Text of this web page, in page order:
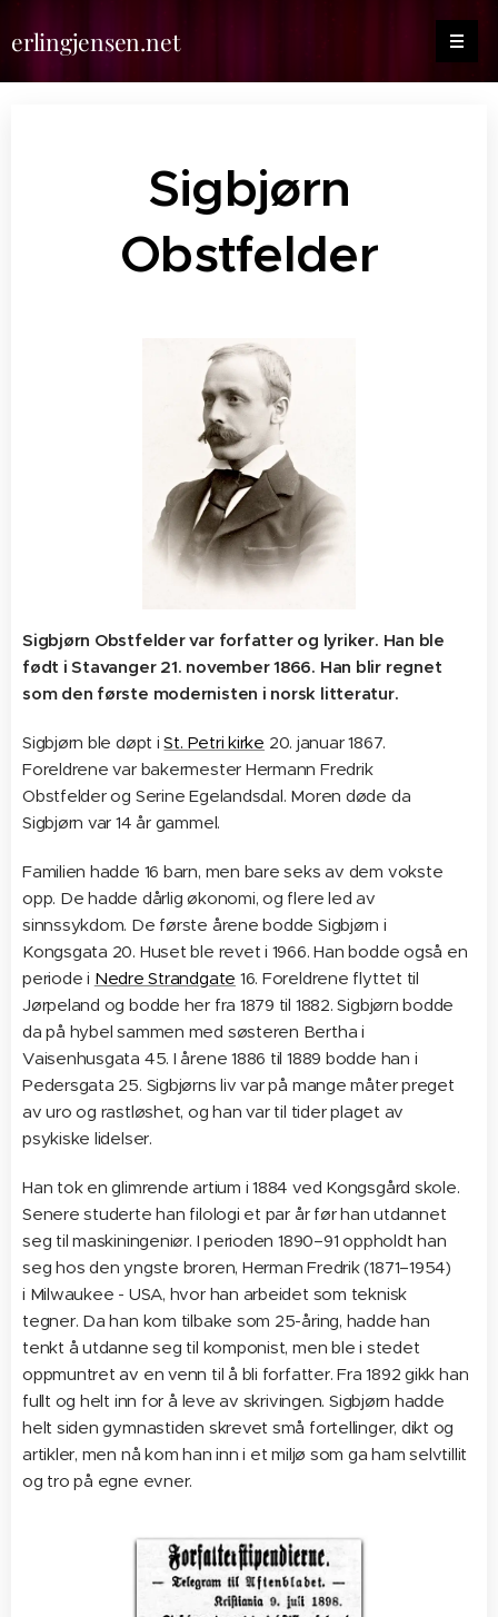
erlingjensen.net
Sigbjørn
Obstfelder
Sigbjørn Obstfelder var forfatter og lyriker. Han ble
født i Stavanger 21. november 1866. Han blir regnet
som den første modernisten i norsk litteratur.
Sigbjørn ble døpt iSt. Petri kirke 20. januar 1867.
Foreldrene var bakermester Hermann Fredrik
Obstfelder og Serine Egelandsdal. Moren døde da
Sigbjørn var 14 år gammel.
Familien hadde 16 barn, men bare seks av dem vokste
opp. De hadde dårlig økonomi, og flere led av
sinnssykdom. De første årene bodde Sigbjørn i
Kongsgata 20. Huset ble revet i 1966. Han bodde også en
periode i Nedre Strandgate 16. Foreldrene flyttet til
Jørpeland og bodde her fra 1879 til 1882. Sigbjørn bodde
da på hybel sammen med søsteren Bertha i
Vaisenhusgata 45. I årene 1886 til 1889 bodde han i
Pedersgata 25. Sigbjørns liv var på mange måter preget
av uro og rastløshet, og han var til tider plaget av
psykiske lidelser.
Han tok en glimrende artium i 1884 ved Kongsgård skole.
Senere studerte han filologi et par år før han utdannet
seg til maskiningeniør. I perioden 1890–91 oppholdt han
seg hos den yngste broren, Herman Fredrik (1871–1954)
i Milwaukee - USA, hvor han arbeidet som teknisk
tegner. Da han kom tilbake som 25-åring, hadde han
tenkt å utdanne seg til komponist, men ble i stedet
oppmuntret av en venn til å bli forfatter. Fra 1892 gikk han
fullt og helt inn for å leve av skrivingen. Sigbjørn hadde
helt siden gymnastiden skrevet små fortellinger, dikt og
artikler, men nå kom han inn i et miljø som ga ham selvtillit
og tro på egne evner.